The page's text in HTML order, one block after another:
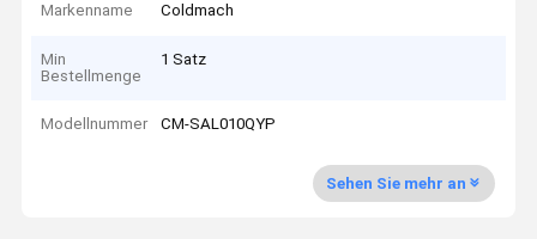
Markenname Coldmach
Min
Bestellmenge
1 Satz
Modellnummer CM-SAL010QYP
Sehen Sie mehr an